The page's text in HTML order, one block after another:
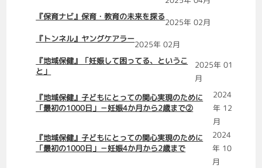
『保育ナビ』保育・教育の未来を探る
2025年 02月
『トンネル』ヤングケアラー
2025年 02月
『地域保健』「妊娠して困ってる、というこ
と」
2025年 01
月
『地域保健』子どもにとっての関心実現のために
「最初の1000日」－妊娠4か月から2歳まで②
2024
年 12
月
『地域保健』子どもにとっての関心実現のために
「最初の1000日」－妊娠4か月から2歳まで
2024
年 10
月